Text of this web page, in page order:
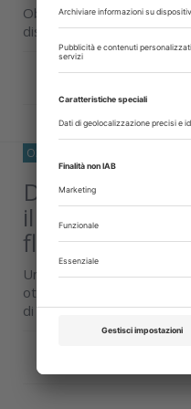
Obiettivo della ricerca è
disponibili per
Approfondisci
O33
Diagnosi della
il ruolo degli
fluorescenza
Uno studio ha valutato
ottenuti con scanner
di soglia...